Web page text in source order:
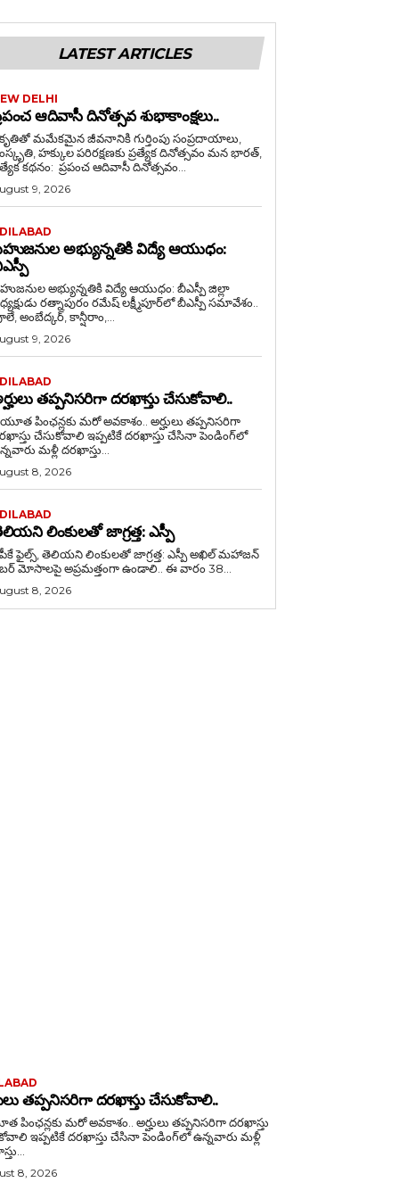
LATEST ARTICLES
DELHI
ఆదివాసీ దినోత్సవ శుభాకాంక్షలు..
మమేకమైన జీవనానికి గుర్తింపు సంప్రదాయాలు,
హక్కుల పరిరక్షణకు ప్రత్యేక దినోత్సవం మన భారత్,
ప్రత్యేక కథనం: ప్రపంచ ఆదివాసీ దినోత్సవం...
9, 2026
అభ్యున్నతికి విద్యే ఆయుధం:
అభ్యున్నతికి విద్యే ఆయుధం: బీఎస్పీ జిల్లా
రత్నాపురం రమేష్ లక్ష్మీపూర్‌లో బీఎస్పీ సమావేశం..
అంబేద్కర్, కాన్షీరాం,...
9, 2026
తప్పనిసరిగా దరఖాస్తు చేసుకోవాలి..
పింఛన్లకు మరో అవకాశం.. అర్హులు తప్పనిసరిగా
చేసుకోవాలి ఇప్పటికే దరఖాస్తు చేసినా పెండింగ్‌లో
మళ్లీ దరఖాస్తు...
8, 2026
లింకులతో జాగ్రత్త: ఎస్పీ
ఫైల్స్‌, తెలియని లింకులతో జాగ్రత్త: ఎస్పీ అఖిల్ మహాజన్
మోసాలపై అప్రమత్తంగా ఉండాలి.. ఈ వారం 38...
8, 2026
తప్పనిసరిగా దరఖాస్తు చేసుకోవాలి..
పింఛన్లకు మరో అవకాశం.. అర్హులు తప్పనిసరిగా దరఖాస్తు
పెండింగ్‌లో ఉన్నవారు మళ్లీ
8, 2026